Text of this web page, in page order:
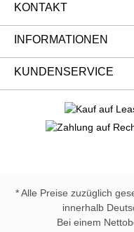
KONTAKT
INFORMATIONEN
KUNDENSERVICE
* Alle Preise zuzüglich
innerhalb
Bei einem